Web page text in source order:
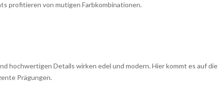
profitieren von mutigen Farbkombinationen.
hochwertigen Details wirken edel und modern. Hier kommt es auf die
Prägungen.